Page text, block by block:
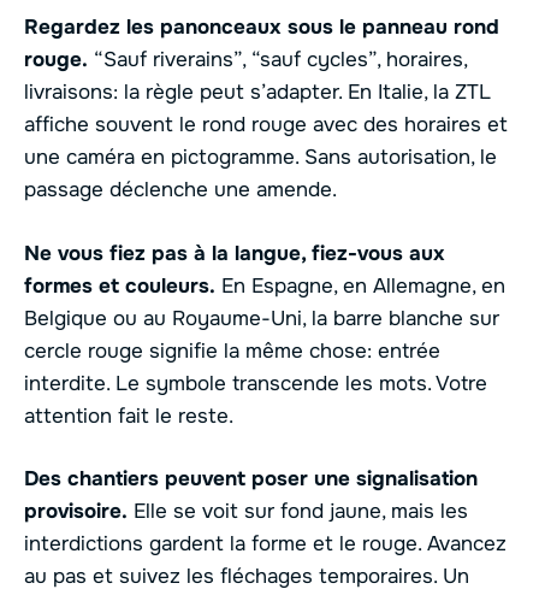
Regardez les panonceaux sous le panneau rond
rouge. “Sauf riverains”, “sauf cycles”, horaires,
livraisons: la règle peut s’adapter. En Italie, la ZTL
affiche souvent le rond rouge avec des horaires et
une caméra en pictogramme. Sans autorisation, le
passage déclenche une amende.
Ne vous fiez pas à la langue, fiez-vous aux
formes et couleurs. En Espagne, en Allemagne, en
Belgique ou au Royaume-Uni, la barre blanche sur
cercle rouge signifie la même chose: entrée
interdite. Le symbole transcende les mots. Votre
attention fait le reste.
Des chantiers peuvent poser une signalisation
provisoire. Elle se voit sur fond jaune, mais les
interdictions gardent la forme et le rouge. Avancez
au pas et suivez les fléchages temporaires. Un